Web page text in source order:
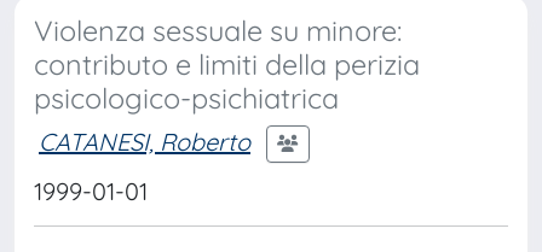
Violenza sessuale su minore:
contributo e limiti della perizia
psicologico-psichiatrica
CATANESI, Roberto
1999-01-01